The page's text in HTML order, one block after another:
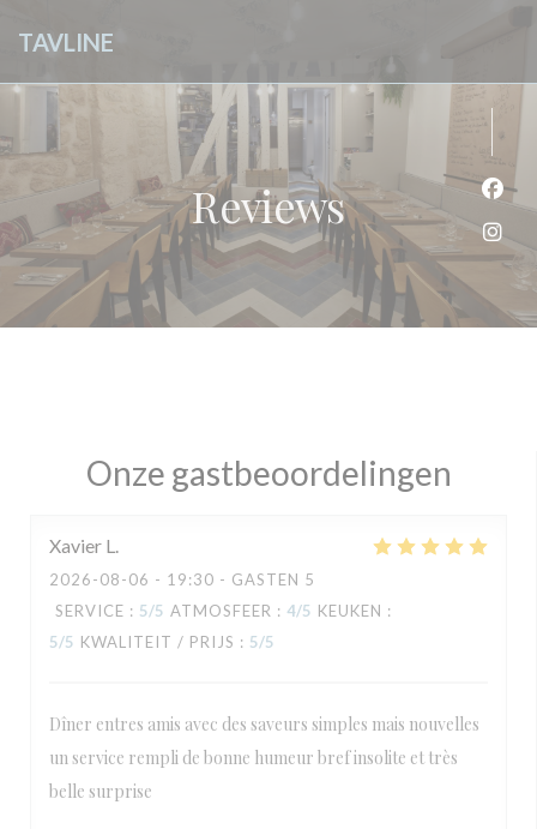
TAVLINE
Reviews
Onze gastbeoordelingen
Xavier L
2026-08-06 - 19:30 - GASTEN 5
SERVICE : 5/5 ATMOSFEER : 4/5 KEUKEN :
5/5 KWALITEIT / PRIJS : 5/5
Dîner entres amis avec des saveurs simples mais nouvelles
un service rempli de bonne humeur bref insolite et très
belle surprise